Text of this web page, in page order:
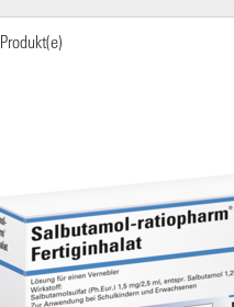
Produkt(e)